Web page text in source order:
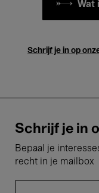
Wat
Schrijf je in op
Schrijf je in
Bepaal je
recht in je mailbox